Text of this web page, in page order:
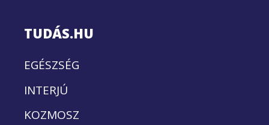
TUDÁS.HU
EGÉSZSÉG
INTERJÚ
KOZMOSZ